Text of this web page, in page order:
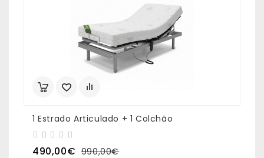
1 Estrado Articulado + 1 Colchão
490,00€ 990,00€